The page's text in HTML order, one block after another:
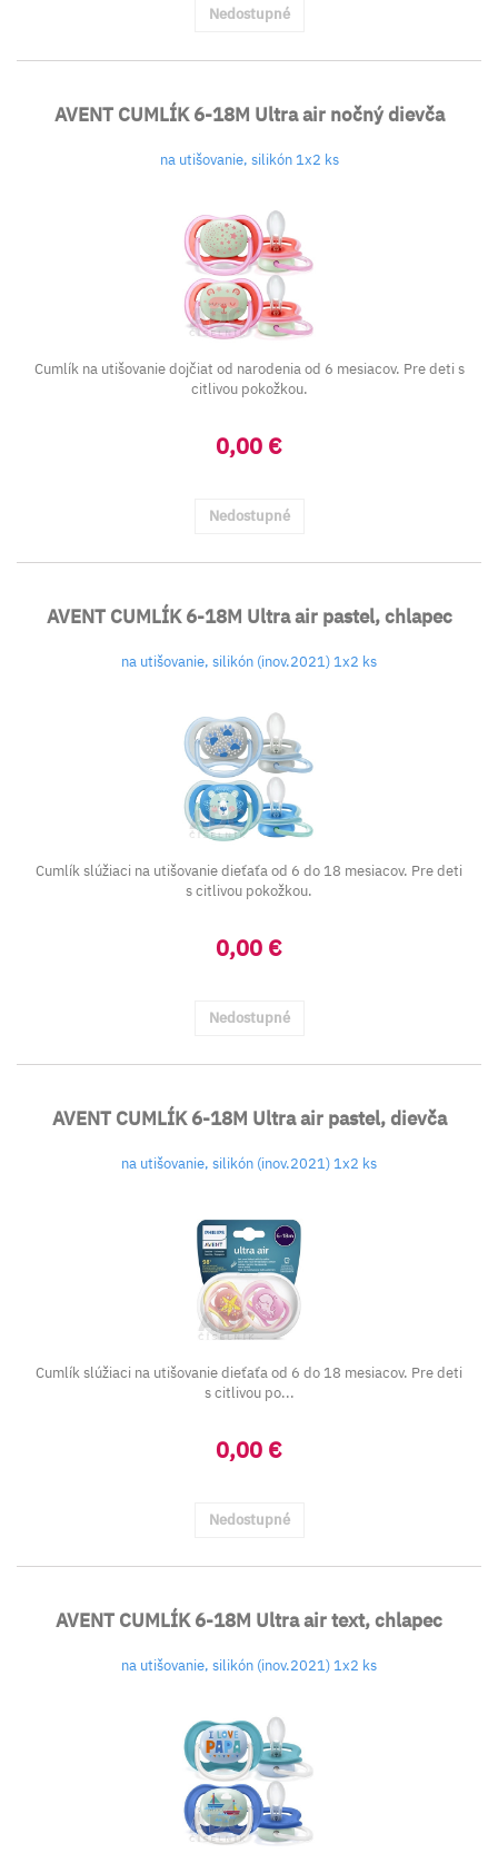
Nedostupné
AVENT CUMLÍK 6-18M Ultra air nočný dievča
na utišovanie, silikón 1x2 ks
Cumlík na utišovanie dojčiat od narodenia od 6 mesiacov. Pre deti s
citlivou pokožkou.
0,00 €
Nedostupné
AVENT CUMLÍK 6-18M Ultra air pastel, chlapec
na utišovanie, silikón (inov.2021) 1x2 ks
Cumlík slúžiaci na utišovanie dieťaťa od 6 do 18 mesiacov. Pre deti
s citlivou pokožkou.
0,00 €
Nedostupné
AVENT CUMLÍK 6-18M Ultra air pastel, dievča
na utišovanie, silikón (inov.2021) 1x2 ks
Cumlík slúžiaci na utišovanie dieťaťa od 6 do 18 mesiacov. Pre deti
s citlivou po...
0,00 €
Nedostupné
AVENT CUMLÍK 6-18M Ultra air text, chlapec
na utišovanie, silikón (inov.2021) 1x2 ks